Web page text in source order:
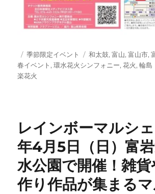
投
稿
日:
カ
テ
ゴ
季節限定イベント
タ
グ
和太鼓,富山,富山市,
春イベント ,環水花火シンフォニー,花火,輪島
楽花火
レインボーマルシ
年4月5日（日）富
水公園で開催！雑
作り作品が集まる